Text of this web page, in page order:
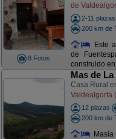
8 Fotos
de
2-11 plazas
200 km de
Este
de
construido
Mas de La
Casa Rural
Valdealgorfa
12 plazas
200 km de